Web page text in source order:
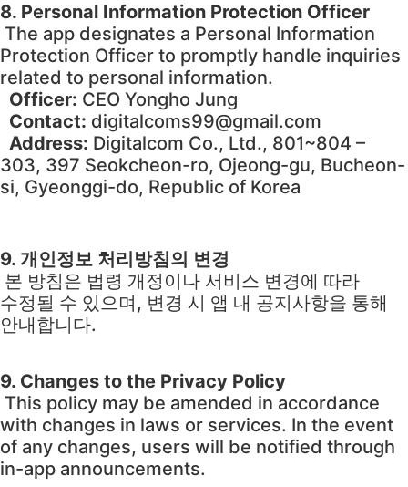
8. Personal Information Protection Officer
The app designates a Personal Information
Protection Officer to promptly handle inquiries
related to personal information.
Officer: CEO Yongho Jung
Contact: digitalcoms99@gmail.com
Address: Digitalcom Co., Ltd., 801~804 –
303, 397 Seokcheon-ro, Ojeong-gu, Bucheon-
si, Gyeonggi-do, Republic of Korea
9. 개인정보 처리방침의 변경
본 방침은 법령 개정이나 서비스 변경에 따라
수정될 수 있으며, 변경 시 앱 내 공지사항을 통해
안내합니다.
9. Changes to the Privacy Policy
This policy may be amended in accordance
with changes in laws or services. In the event
of any changes, users will be notified through
in-app announcements.